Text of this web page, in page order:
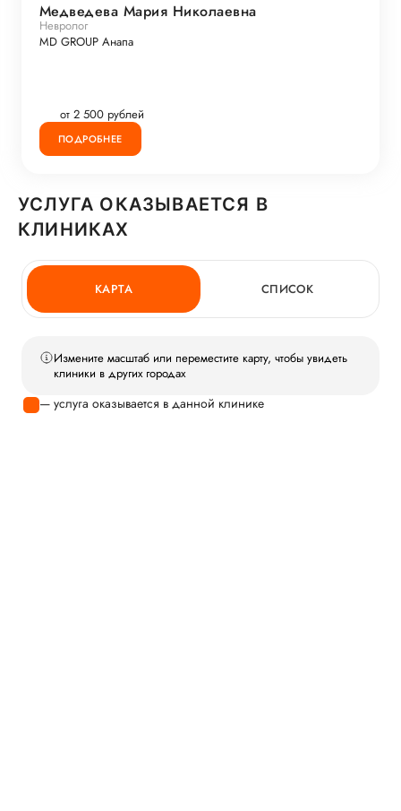
Медведева Мария Николаевна
Невролог
MD GROUP Анапа
от 2 500 рублей
ПОДРОБНЕЕ
УСЛУГА ОКАЗЫВАЕТСЯ В
КЛИНИКАХ
КАРТА СПИСОК
Измените масштаб или переместите карту, чтобы увидеть
клиники в других городах
— услуга оказывается в данной клинике